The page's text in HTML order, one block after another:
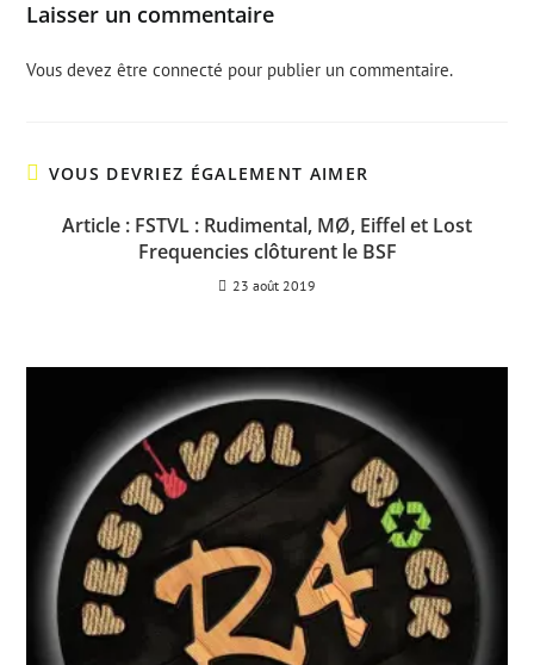
Laisser un commentaire
Vous devez êtreconnecté pour publier un commentaire.
VOUS DEVRIEZ ÉGALEMENT AIMER
Article : FSTVL : Rudimental, MØ, Eiffel et Lost
Frequencies clôturent le BSF
23 août 2019